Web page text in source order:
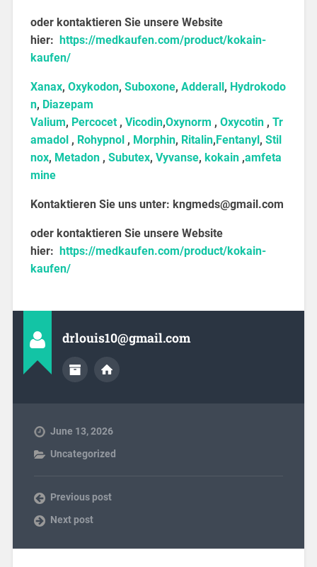
oder kontaktieren Sie unsere Website
hier: https://medkaufen.com/product/kokain-
kaufen/
Xanax, Oxykodon, Suboxone, Adderall, Hydrokodo
n, Diazepam
Valium, Percocet, Vicodin,Oxynorm , Oxycotin, Tr
amadol, Rohypnol, Morphin, Ritalin,Fentanyl, Stil
nox, Metadon, Subutex, Vyvanse, kokain,amfeta
mine
Kontaktieren Sie uns unter: kngmeds@gmail.com
oder kontaktieren Sie unsere Website
hier: https://medkaufen.com/product/kokain-
kaufen/
drlouis10@gmail.com
June 13, 2026
Uncategorized
Previous post
Next post